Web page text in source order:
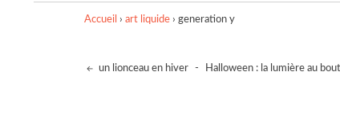
Accueil › art liquide › generation y
un lionceau en hiver - Halloween : la lumière au